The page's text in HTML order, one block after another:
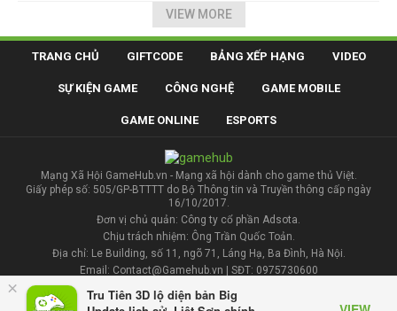
×
Tru Tiên 3D lộ diện bản Big
VIEW MORE
TRANG CHỦ GIFTCODE BẢNG XẾP HẠNG VIDEO
SỰ KIỆN GAME CÔNG NGHỆ GAME MOBILE
GAME ONLINE ESPORTS
Mạng Xã Hội GameHub.vn - Mạng xã hội dành cho game thủ Việt.
Giấy phép số: 505/GP-BTTTT do Bộ Thông tin và Truyền thông cấp ngày
16/10/2017.
Đơn vị chủ quản: Công ty cổ phần Adsota.
Chịu trách nhiệm: Ông Trần Quốc Toản.
Địa chỉ: Le Building, số 11, ngõ 71, Láng Hạ, Ba Đình, Hà Nội.
Email: Contact@Gamehub.vn | SĐT: 0975730600